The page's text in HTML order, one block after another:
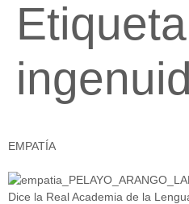
EMPATÍA
Dice la Real Academia de la